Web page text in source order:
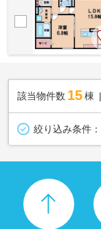
該当物件数 15棟
絞り込み条件：